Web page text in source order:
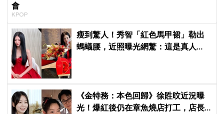
會
KPOP
瘦到驚人！秀智「紅色馬甲裙」勒出
螞蟻腰，近照曝光網驚：這是真人
《金特務：本色回歸》徐貹旼近況曝
光！爆紅後仍在章魚燒店打工，店長